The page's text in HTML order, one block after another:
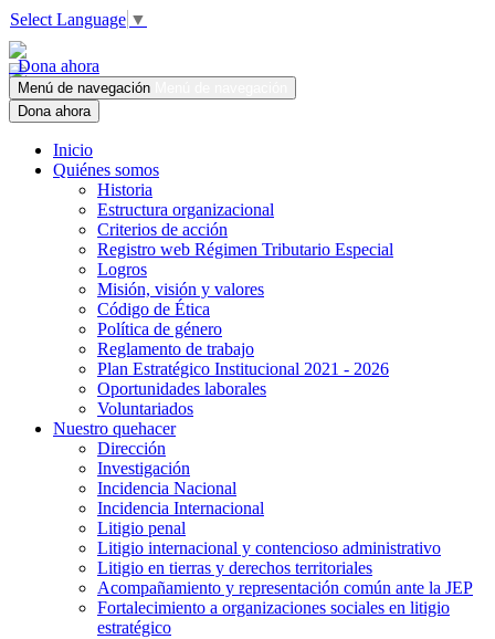
Select Language ▼
Dona ahora
Menú de navegación
Dona ahora
Inicio
Quiénes somos
Historia
Estructura organizacional
Criterios de acción
Registro web Régimen Tributario Especial
Logros
Misión, visión y valores
Código de Ética
Política de género
Reglamento de trabajo
Plan Estratégico Institucional 2021 - 2026
Oportunidades laborales
Voluntariados
Nuestro quehacer
Dirección
Investigación
Incidencia Nacional
Incidencia Internacional
Litigio penal
Litigio internacional y contencioso administrativo
Litigio en tierras y derechos territoriales
Acompañamiento y representación común ante la JEP
Fortalecimiento a organizaciones sociales en litigio
estratégico